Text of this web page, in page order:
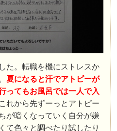
た。転職を機にストレスか
夏になると汗でアトピーが
ってもお風呂では一人で入
これから先ずーっとアトピー
が暗くなっていく自分が嫌
て色々と調べたり試したり